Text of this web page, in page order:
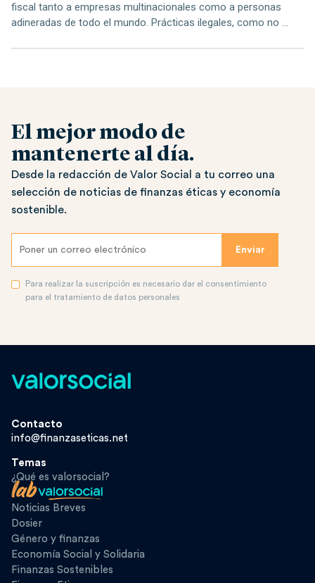
fiscal tanto a empresas multinacionales como a personas
adineradas de todo el mundo. Prácticas ilegales, como no ...
El mejor modo de
mantenerte al día.
Desde la redacción de Valor Social a tu correo una
selección de noticias de finanzas éticas y economía
sostenible.
Para realizar la suscripción es necesario dar el consentimiento
para el tratamiento de datos personales
Contacto
info@finanzaseticas.net
Temas
¿Qué es valorsocial?
Noticias Breves
Dosier
Género y finanzas
Economía Social y Solidaria
Finanzas Sostenibles